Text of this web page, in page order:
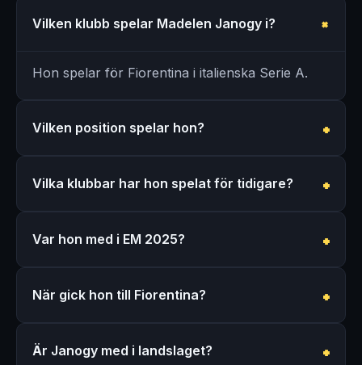
Vilken klubb spelar Madelen Janogy i?
Hon spelar för Fiorentina i italienska Serie A.
Vilken position spelar hon?
Vilka klubbar har hon spelat för tidigare?
Var hon med i EM 2025?
När gick hon till Fiorentina?
Är Janogy med i landslaget?